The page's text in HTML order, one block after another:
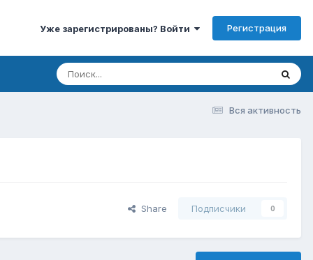
Уже зарегистрированы? Войти Регистрация
Вся активность
Share Подписчики 0